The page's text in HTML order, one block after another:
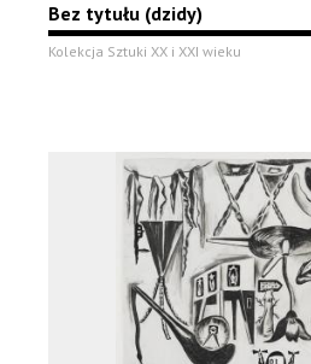
Bez tytułu (dzidy)
Kolekcja Sztuki XX i XXI wieku